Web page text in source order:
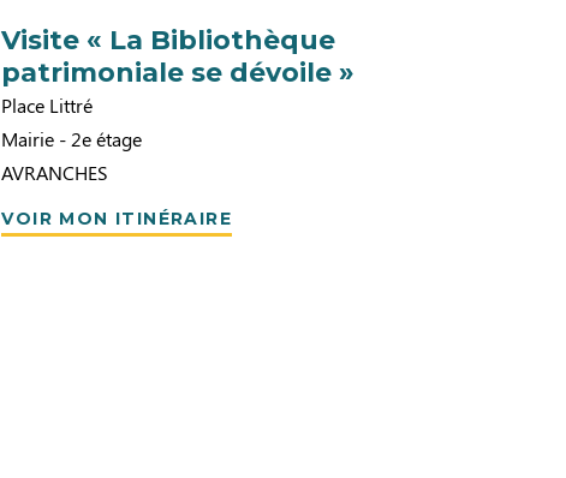
Visite « La Bibliothèque
patrimoniale se dévoile »
Place Littré
Mairie - 2e étage
AVRANCHES
VOIR MON ITINÉRAIRE